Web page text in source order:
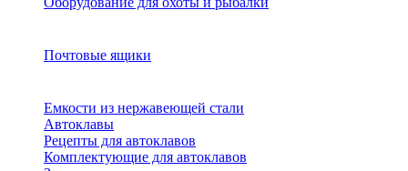
Почтовые ящики
Емкости из нержавеющей стали
Автоклавы
Рецепты для автоклавов
Комплектующие для автоклавов